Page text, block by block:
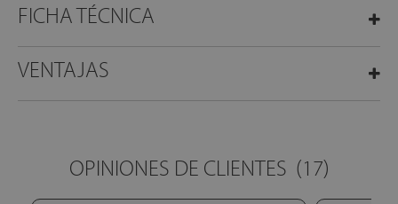
FICHA TÉCNICA
VENTAJAS
OPINIONES DE CLIENTES (17)